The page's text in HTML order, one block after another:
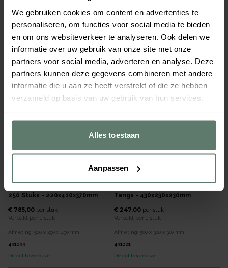
We gebruiken cookies om content en advertenties te
personaliseren, om functies voor social media te bieden
en om ons websiteverkeer te analyseren. Ook delen we
informatie over uw gebruik van onze site met onze
partners voor social media, adverteren en analyse. Deze
partners kunnen deze gegevens combineren met andere
informatie die u aan ze heeft verstrekt of die ze hebben
verzameld op basis van uw gebruik van hun services.
Alles toestaan
Aanpassen
Glad/geribd - 640x380x170mm
€ 672,00 per stuk
Verpakt per 1 stuk
Afmeting: 400 x 790 x 260mm
491074
Direct leverbaar
€ 1.279,00 per stuk
Verpakt per 1 stuk
Afmeting:400 x 470 x 450 mm
491096
Direct leverbaar
250 Stuks - 220x410x370mm
€ 785,00 per stuk
Verpakt per 1 stuk
Afmeting: 500 x 290 x 430 mm
491099
Direct leverbaar
Tangs - 430x230x230mm
€ 247,00 per stuk
Verpakt per 1 stuk
Afmeting: 500 x 300 x 310 mm
491001
Direct leverbaar